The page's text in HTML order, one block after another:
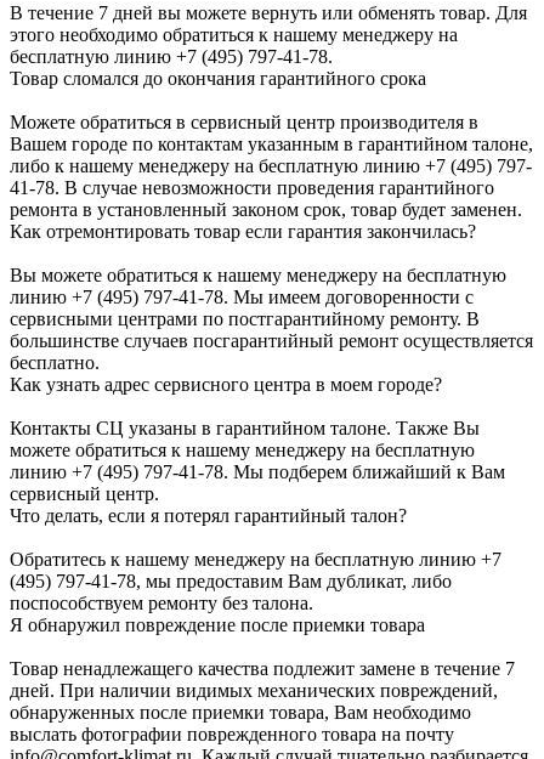
В течение 7 дней вы можете вернуть или обменять товар. Для
этого необходимо обратиться к нашему менеджеру на
бесплатную линию +7 (495) 797-41-78.
Товар сломался до окончания гарантийного срока
Можете обратиться в сервисный центр производителя в
Вашем городе по контактам указанным в гарантийном талоне,
либо к нашему менеджеру на бесплатную линию +7 (495) 797-
41-78. В случае невозможности проведения гарантийного
ремонта в установленный законом срок, товар будет заменен.
Как отремонтировать товар если гарантия закончилась?
Вы можете обратиться к нашему менеджеру на бесплатную
линию +7 (495) 797-41-78. Мы имеем договоренности с
сервисными центрами по постгарантийному ремонту. В
большинстве случаев посгарантийный ремонт осуществляется
бесплатно.
Как узнать адрес сервисного центра в моем городе?
Контакты СЦ указаны в гарантийном талоне. Также Вы
можете обратиться к нашему менеджеру на бесплатную
линию +7 (495) 797-41-78. Мы подберем ближайший к Вам
сервисный центр.
Что делать, если я потерял гарантийный талон?
Обратитесь к нашему менеджеру на бесплатную линию +7
(495) 797-41-78, мы предоставим Вам дубликат, либо
поспособствуем ремонту без талона.
Я обнаружил повреждение после приемки товара
Товар ненадлежащего качества подлежит замене в течение 7
дней. При наличии видимых механических повреждений,
обнаруженных после приемки товара, Вам необходимо
выслать фотографии поврежденного товара на почту